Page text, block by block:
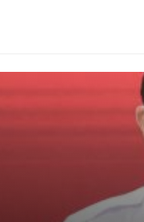
wujud komitmen
didengar
menyampaikan
WhatsApp di 0822
dan alamat
direncanakan